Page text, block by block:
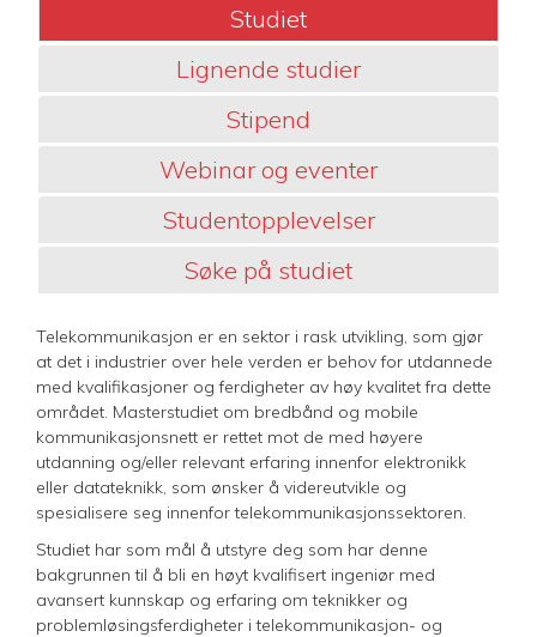
Studiet
Lignende studier
Stipend
Webinar og eventer
Studentopplevelser
Søke på studiet
Telekommunikasjon er en sektor i rask utvikling, som gjør
at det i industrier over hele verden er behov for utdannede
med kvalifikasjoner og ferdigheter av høy kvalitet fra dette
området. Masterstudiet om bredbånd og mobile
kommunikasjonsnett er rettet mot de med høyere
utdanning og/eller relevant erfaring innenfor elektronikk
eller datateknikk, som ønsker å videreutvikle og
spesialisere seg innenfor telekommunikasjonssektoren.
Studiet har som mål å utstyre deg som har denne
bakgrunnen til å bli en høyt kvalifisert ingeniør med
avansert kunnskap og erfaring om teknikker og
problemløsingsferdigheter i telekommunikasjon- og